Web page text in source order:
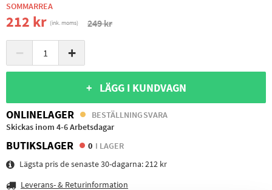
SOMMARREA
212 kr (ink. moms) 249 kr
− +
+ LÄGG I KUNDVAGN
ONLINELAGER
BESTÄLLNINGSVARA
Skickas inom 4-6 Arbetsdagar
BUTIKSLAGER 0 I LAGER
Lägsta pris de senaste 30-dagarna:212 kr
Leverans- & Returinformation